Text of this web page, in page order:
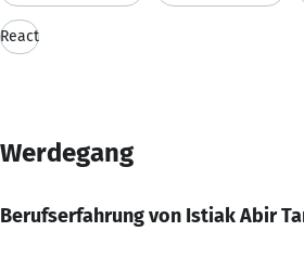
React
Werdegang
Berufserfahrung von Istiak Abir